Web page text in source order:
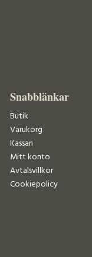
Snabblänkar
Butik
Varukorg
Kassan
Mitt konto
Avtalsvillkor
Cookiepolicy